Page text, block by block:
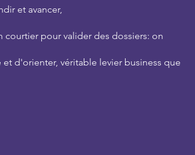
et avancer,
courtier pour valider des dossiers: on
d'orienter, véritable levier business que